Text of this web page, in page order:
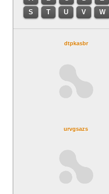
S
T U V W
dtpkasbr
urvgsazs